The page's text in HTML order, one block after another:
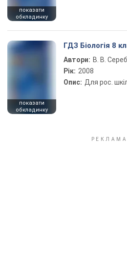
показати
обкладинку
показати
обкладинку
ГДЗ Біологія 8
Автори: В. В.
Рік: 2008
Опис: Для рос.